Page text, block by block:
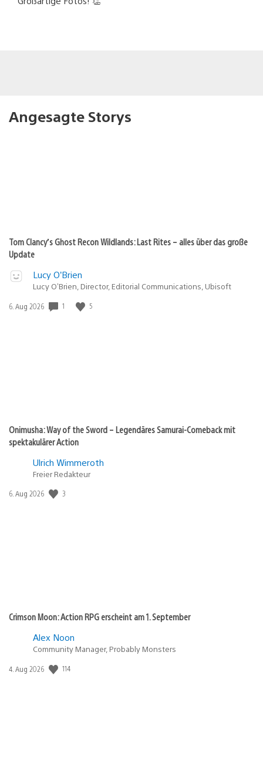
Angesagte Storys
Tom Clancy’s Ghost Recon Wildlands: Last Rites – alles über das große
Update
Lucy O’Brien
Lucy O’Brien, Director, Editorial Communications, Ubisoft
Veröffentlichungsdatum:
6. Aug 2026 1 5
Onimusha: Way of the Sword – Legendäres Samurai-Comeback mit
spektakulärer Action
Ulrich Wimmeroth
Freier Redakteur
Veröffentlichungsdatum:
6. Aug 2026 3
Crimson Moon: Action RPG erscheint am 1. September
Alex Noon
Community Manager, Probably Monsters
Veröffentlichungsdatum:
4. Aug 2026 114